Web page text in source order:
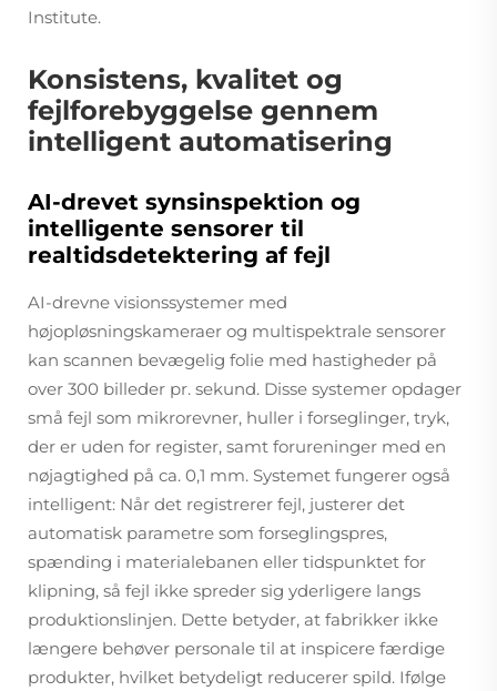
Institute.
Konsistens, kvalitet og
fejlforebyggelse gennem
intelligent automatisering
AI-drevet synsinspektion og
intelligente sensorer til
realtidsdetektering af fejl
AI-drevne visionssystemer med
højopløsningskameraer og multispektrale sensorer
kan scannen bevægelig folie med hastigheder på
over 300 billeder pr. sekund. Disse systemer opdager
små fejl som mikrorevner, huller i forseglinger, tryk,
der er uden for register, samt forureninger med en
nøjagtighed på ca. 0,1 mm. Systemet fungerer også
intelligent: Når det registrerer fejl, justerer det
automatisk parametre som forseglingspres,
spænding i materialebanen eller tidspunktet for
klipning, så fejl ikke spreder sig yderligere langs
produktionslinjen. Dette betyder, at fabrikker ikke
længere behøver personale til at inspicere færdige
produkter, hvilket betydeligt reducerer spild. Ifølge